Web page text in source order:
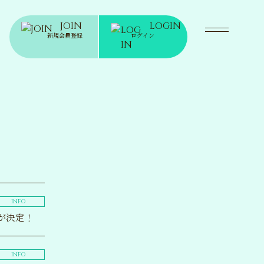
JOIN
新規会員登録
LOGIN
ログイン
INFO
定！
INFO